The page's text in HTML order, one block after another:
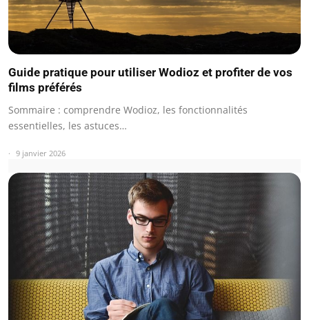
Guide pratique pour utiliser Wodioz et profiter de vos
films préférés
Sommaire : comprendre Wodioz, les fonctionnalités
essentielles, les astuces…
9 janvier 2026